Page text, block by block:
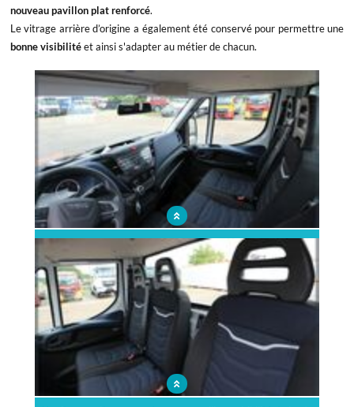
nouveau pavillon plat renforcé.
Le vitrage arrière d’origine a également été conservé pour permettre une
bonne visibilitéet ainsi s'adapter au métier de chacun.
Un nouveau pavillon plat renforcé pour garantir la sécurité des
occupants de la cabine